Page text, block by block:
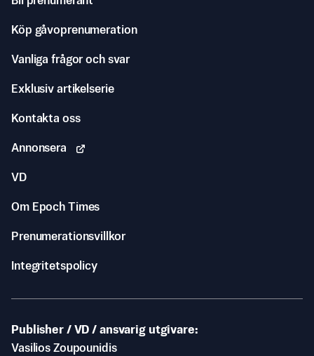
Köp gåvoprenumeration
Vanliga frågor och svar
Exklusiv artikelserie
Kontakta oss
Annonsera
VD
Om Epoch Times
Prenumerationsvillkor
Integritetspolicy
Publisher / VD / ansvarig utgivare
Vasilios Zoupounidis